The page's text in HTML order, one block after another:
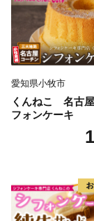
愛知県小牧市
くんねこ 名古
フォンケーキ